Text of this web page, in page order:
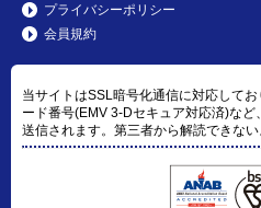
プライバシーポリシー
会員規約
当サイトはSSL暗号化通信に対応して
ード番号(EMV 3-Dセキュア対応済)な
送信されます。第三者から解読できない